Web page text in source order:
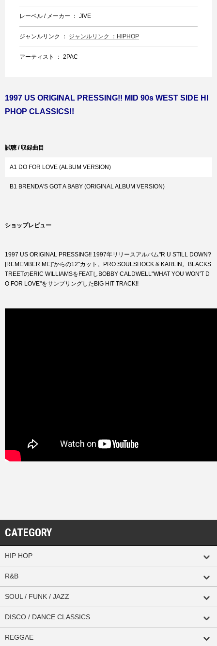
レーベル / メーカー ： JIVE
ジャンルリンク ： ジャンルリンク ：HIPHOP
アーティスト ： 2PAC
1997 US ORIGINAL PRESSING!! MID 90s WEST SIDE HI
PHOP CLASSICS!!
試聴 / 収録曲目
A1 DO FOR LOVE (ALBUM VERSION)
B1 BRENDA'S GOT A BABY (ORIGINAL ALBUM VERSION)
ショップレビュー
1997 US ORIGINAL PRESSING!! 1997年リリースアルバム"R U STILL DOWN?
[REMEMBER ME]"からの12"カット。PRO SOULSHOCK & KARLIN。BLACKS
TREETのERIC WILLIAMSをFEATしBOBBY CALDWELL"WHAT YOU WON'T D
O FOR LOVE"をサンプリングしたBIG HIT TRACK!!
CATEGORY
HIP HOP
R&B
SOUL / FUNK / JAZZ
DISCO / DANCE CLASSICS
REGGAE